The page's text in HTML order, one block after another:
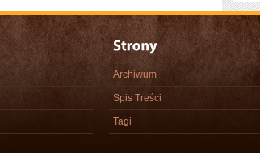
Archiwum
Spis Treści
Tagi